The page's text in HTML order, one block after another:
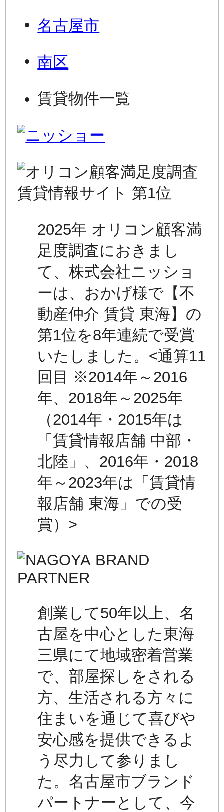
名古屋市
南区
賃貸物件一覧
2025年 オリコン顧客満
足度調査におきまし
て、株式会社ニッショ
ーは、おかげ様で【不
動産仲介 賃貸 東海】の
第1位を8年連続で受賞
いたしました。<通算11
回目 ※2014年～2016
年、2018年～2025年
（2014年・2015年は
「賃貸情報店舗 中部・
北陸」、2016年・2018
年～2023年は「賃貸情
報店舗 東海」での受
賞）>
創業して50年以上、名
古屋を中心とした東海
三県にて地域密着営業
で、部屋探しをされる
方、生活される方々に
住まいを通じて喜びや
安心感を提供できるよ
う尽力して参りまし
た。名古屋市ブランド
パートナーとして、今